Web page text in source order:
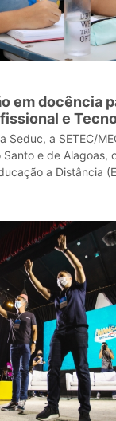
em docência
e
até
Seduc, a SETEC/
Santo e de Alagoas,
a Distância